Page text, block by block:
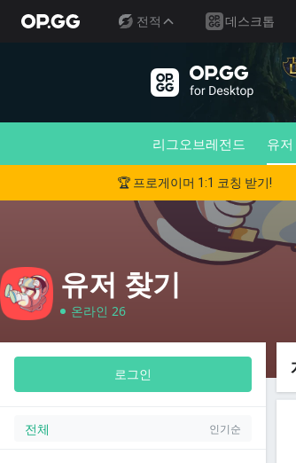
전적 데스크톱
리그오브레전드 유
🏆 프로게이머 1:1 코칭 받기!
유저 찾기
온라인 26
로그인
전체 인기순